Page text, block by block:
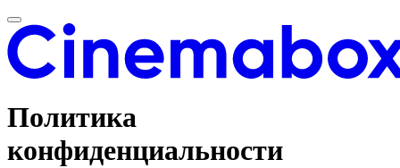
Политика
конфиденциальности